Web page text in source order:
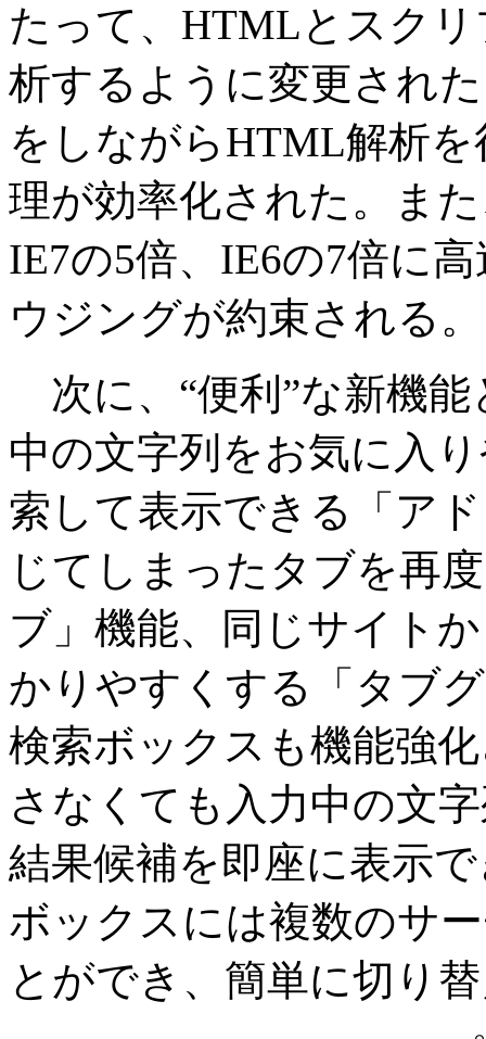
たって、HTMLとスク
析するように変更され
をしながらHTML解析
理が効率化された。ま
IE7の5倍、IE6の7倍に
ウジングが約束される。
次に、“便利”な新機能
中の文字列をお気に入
索して表示できる「ア
じてしまったタブを再
ブ」機能、同じサイト
かりやすくする「タブ
検索ボックスも機能強
さなくても入力中の文
結果候補を即座に表示
ボックスには複数のサ
とができ、簡単に切り